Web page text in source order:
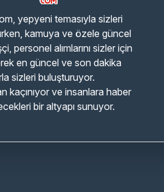
yepyeni temasıyla sizleri
kamuya ve özele güncel
personel alımlarını sizler için
en güncel ve son dakika
sizleri buluşturuyor.
kaçınıyor ve insanlara haber
bir altyapı sunuyor.